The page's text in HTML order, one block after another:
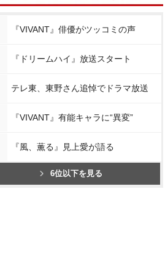
『VIVANT』俳優がツッコミの声
『ドリームハイ』放送スタート
テレ東、東野さん追悼でドラマ放送
『VIVANT』有能キャラに“異変”
『風、薫る』見上愛が語る
6位以下を見る